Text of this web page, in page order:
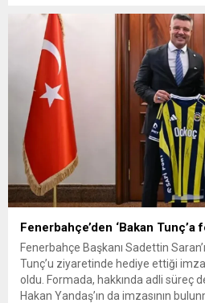
alınacak. İstanbul Cumhuriyet
ve spor camiasında geniş yankı
Fenerbahçe’den ‘Bakan Tunç’a
Fenerbahçe Başkanı Sadettin
Tunç’u ziyaretinde hediye ettiği
oldu. Formada, hakkında adli süreç
Hakan Yandaş’ın da imzasının